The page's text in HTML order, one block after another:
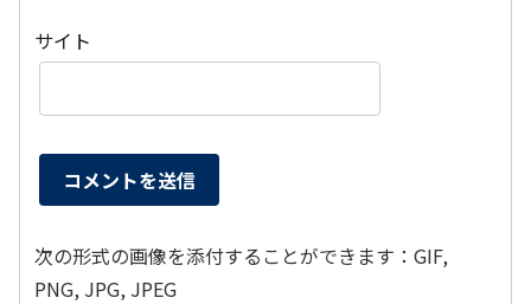
サイト
次の形式の画像を添付することができます：GIF,
PNG, JPG, JPEG